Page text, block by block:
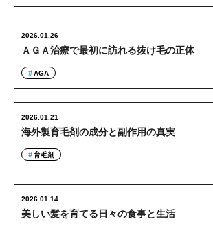
ＡＧＡ治療で最初に訪れる抜け毛の正体
2026.01.26
AGA
海外製育毛剤の成分と副作用の真実
2026.01.21
育毛剤
美しい髪を育てる日々の食事と生活
2026.01.14